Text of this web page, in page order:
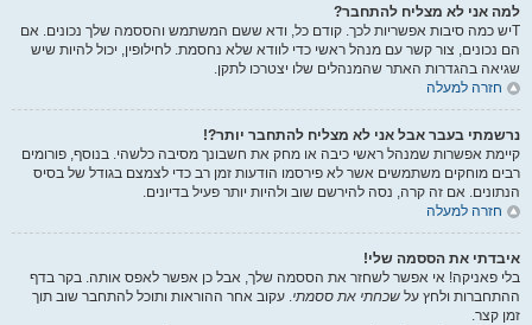
למה אני לא מצליח להתחבר?
Tיש כמה סיבות אפשריות לכך. קודם כל, ודא ששם המשתמש והססמה שלך נכונים. אם
הם נכונים, צור קשר עם מנהל ראשי כדי לוודא שלא נחסמת. לחילופין, יכול להיות שיש
שגיאה בהגדרות האתר שהמנהלים שלו יצטרכו לתקן.
חזרה למעלה
נרשמתי בעבר אבל אני לא מצליח להתחבר יותר?!
קיימת אפשרות שמנהל ראשי כיבה או מחק את חשבונך מסיבה כלשהי. בנוסף, פורומים
רבים מוחקים משתמשים אשר לא פירסמו הודעות זמן רב כדי לצמצם בגודל של בסיס
הנתונים. אם זה קרה, נסה להירשם שוב ולהיות יותר פעיל בדיונים.
חזרה למעלה
איבדתי את הססמה שלי!
בלי פאניקה! אי אפשר לשחזר את הססמה שלך, אבל כן אפשר לאפס אותה. בקר בדף
ההתחברות ולחץ על שכחתי את ססמתי. עקוב אחר ההוראות ותוכל להתחבר שוב תוך
זמן קצר.